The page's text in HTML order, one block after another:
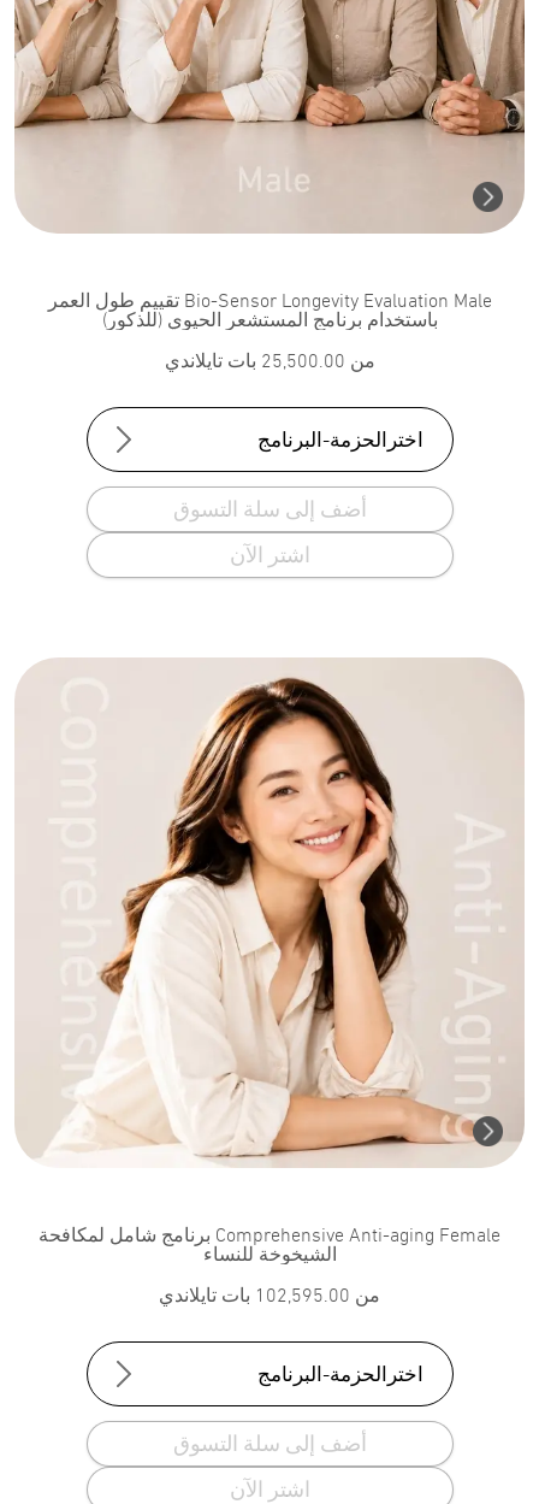
Bio-Sensor Longevity Evaluation Male تقييم طول العمر
باستخدام برنامج المستشعر الحيوي (للذكور)
من 25,500.00 بات تايلاندي
اخترالحزمة-البرنامج
أضف إلى سلة التسوق
اشتر الآن
Comprehensive Anti-aging Female برنامج شامل لمكافحة
الشيخوخة للنساء
من 102,595.00 بات تايلاندي
اخترالحزمة-البرنامج
أضف إلى سلة التسوق
اشتر الآن